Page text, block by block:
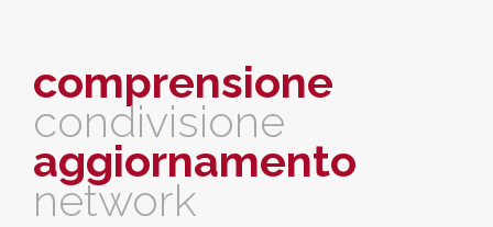
comprensione
condivisione
aggiornamento
network